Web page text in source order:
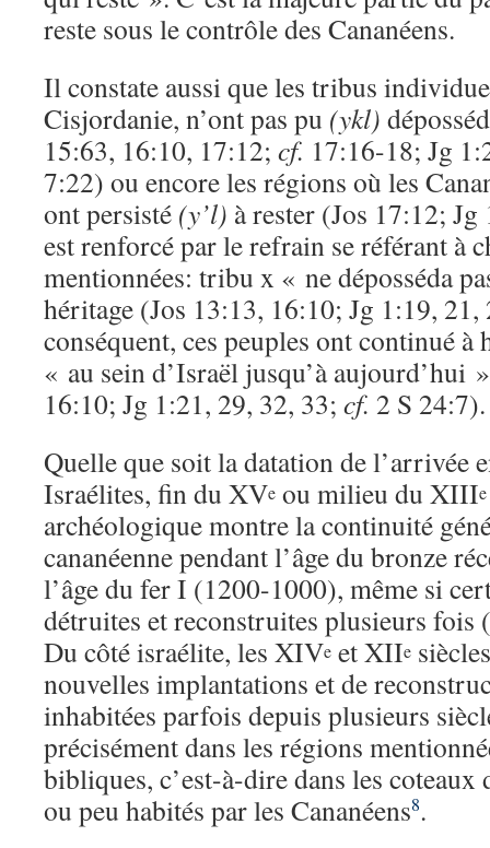
reste sous le contrôle des Cananéens.
Il constate aussi que les tribus
Cisjordanie, n’ont pas pu (ykl)
15:63, 16:10, 17:12; cf. 17:16-18; Jg
7:22) ou encore les régions où les
ont persisté (y’l) à rester (Jos 17:12;
est renforcé par le refrain se référant à
mentionnées: tribu x « ne déposséda
héritage (Jos 13:13, 16:10; Jg 1:19,
conséquent, ces peuples ont continué
« au sein d’Israël jusqu’à aujourd’hui
16:10; Jg 1:21, 29, 32, 33; cf. 2 S 24:7).
Quelle que soit la datation de l’arrivée
Israélites, fin du XVe ou milieu du XIIIe
archéologique montre la continuité
cananéenne pendant l’âge du bronze
l’âge du fer I (1200-1000), même si
détruites et reconstruites plusieurs fois
Du côté israélite, les XIVe et XIIe
nouvelles implantations et de
inhabitées parfois depuis plusieurs
précisément dans les régions
bibliques, c’est-à-dire dans les coteaux
ou peu habités par les Cananéens8.